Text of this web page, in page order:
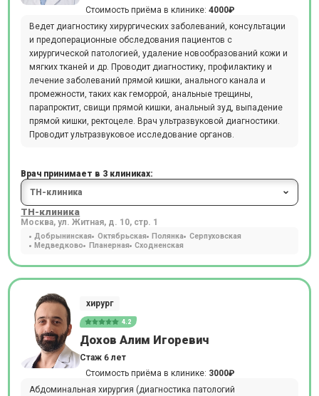
Стоимость приёма в клинике: 4000₽
Ведет диагностику хирургических заболеваний, консультации
и предоперационные обследования пациентов с
хирургической патологией, удаление новообразований кожи и
мягких тканей и др. Проводит диагностику, профилактику и
лечение заболеваний прямой кишки, анального канала и
промежности, таких как геморрой, анальные трещины,
парапроктит, свищи прямой кишки, анальный зуд, выпадение
прямой кишки, ректоцеле. Врач ультразвуковой диагностики.
Проводит ультразвуковое исследование органов.
Врач принимает в 3 клиниках:
ТН-клиника
Москва, ул. Житная, д. 10, стр. 1
Добрынинская Октябрьская Полянка
Серпуховская
Медведково
Планерная Сходненская
хирург
4.2
Дохов Алим Игоревич
Стаж 6 лет
Стоимость приёма в клинике: 3000₽
Абдоминальная хирургия (диагностика патологий